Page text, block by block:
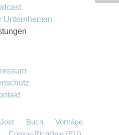
Unternhemen
Buch
Vorträge